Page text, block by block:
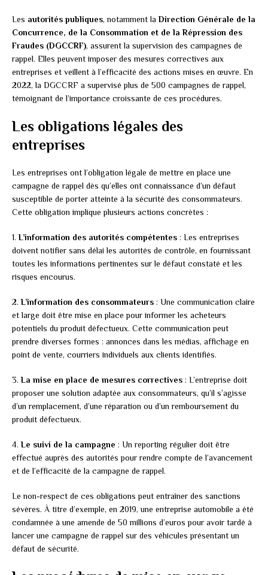
Les autorités publiques, notamment la Direction Générale de la
Concurrence, de la Consommation et de la Répression des
Fraudes (DGCCRF), assurent la supervision des campagnes de
rappel. Elles peuvent imposer des mesures correctives aux
entreprises et veillent à l’efficacité des actions mises en œuvre. En
2022, la DGCCRF a supervisé plus de 500 campagnes de rappel,
témoignant de l’importance croissante de ces procédures.
Les obligations légales des
entreprises
Les entreprises ont l’obligation légale de mettre en place une
campagne de rappel dès qu’elles ont connaissance d’un défaut
susceptible de porter atteinte à la sécurité des consommateurs.
Cette obligation implique plusieurs actions concrètes :
1.L’information des autorités compétentes : Les entreprises
doivent notifier sans délai les autorités de contrôle, en fournissant
toutes les informations pertinentes sur le défaut constaté et les
risques encourus.
2.L’information des consommateurs : Une communication claire
et large doit être mise en place pour informer les acheteurs
potentiels du produit défectueux. Cette communication peut
prendre diverses formes : annonces dans les médias, affichage en
point de vente, courriers individuels aux clients identifiés.
3.La mise en place de mesures correctives : L’entreprise doit
proposer une solution adaptée aux consommateurs, qu’il s’agisse
d’un remplacement, d’une réparation ou d’un remboursement du
produit défectueux.
4.Le suivi de la campagne : Un reporting régulier doit être
effectué auprès des autorités pour rendre compte de l’avancement
et de l’efficacité de la campagne de rappel.
Le non-respect de ces obligations peut entraîner des sanctions
sévères. À titre d’exemple, en 2019, une entreprise automobile a été
condamnée à une amende de 50 millions d’euros pour avoir tardé à
lancer une campagne de rappel sur des véhicules présentant un
défaut de sécurité.